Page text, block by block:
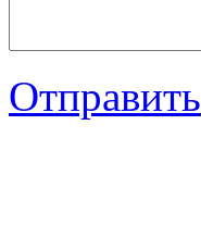
Отправить